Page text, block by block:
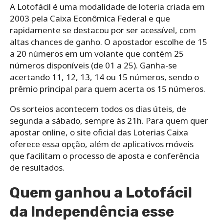
A Lotofácil é uma modalidade de loteria criada em
2003 pela Caixa Econômica Federal e que
rapidamente se destacou por ser acessível, com
altas chances de ganho. O apostador escolhe de 15
a 20 números em um volante que contém 25
números disponíveis (de 01 a 25). Ganha-se
acertando 11, 12, 13, 14 ou 15 números, sendo o
prêmio principal para quem acerta os 15 números.
Os sorteios acontecem todos os dias úteis, de
segunda a sábado, sempre às 21h. Para quem quer
apostar online, o site oficial das Loterias Caixa
oferece essa opção, além de aplicativos móveis
que facilitam o processo de aposta e conferência
de resultados.
Quem ganhou a Lotofácil
da Independência esse